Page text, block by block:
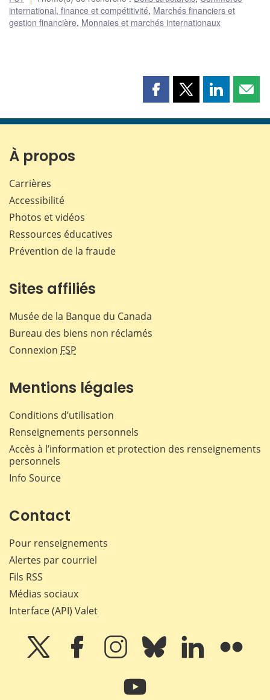
international, finance et compétitivité, Marchés financiers et
gestion financière, Monnaies et marchés internationaux
Partager
page
Partager
page
Partager
page page
À propos
Carrières
Accessibilité
Photos et vidéos
Ressources éducatives
Prévention de la fraude
Sites affiliés
Musée de la Banque du Canada
Bureau des biens non réclamés
Connexion FSP
Mentions légales
Conditions d’utilisation
Renseignements personnels
Accès à l’information et protection des renseignements
personnels
Info Source
Contact
Pour renseignements
Alertes par courriel
Fils RSS
Médias sociaux
Interface (API) Valet